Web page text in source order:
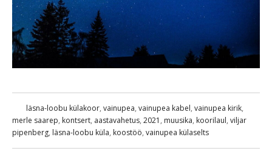
läsna-loobu külakoor, vainupea, vainupea kabel, vainupea kirik,
merle saarep, kontsert, aastavahetus, 2021 , muusika, koorilaul, viljar
pipenberg, läsna-loobu küla, koostöö, vainupea külaselts